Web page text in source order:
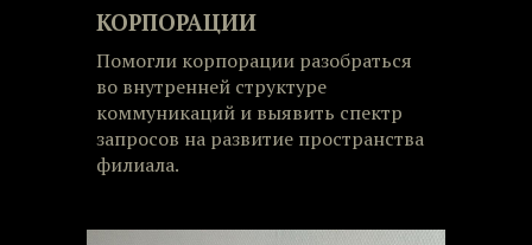
КОРПОРАЦИИ
Помогли корпорации разобраться
во внутренней структуре
коммуникаций и выявить спектр
запросов на развитие пространства
филиала.